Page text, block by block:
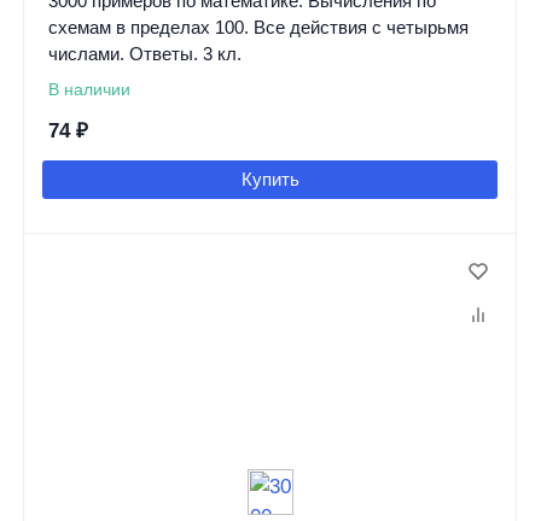
схемам в пределах 100. Все действия с четырьмя
числами. Ответы. 3 кл.
В наличии
74 ₽
Купить